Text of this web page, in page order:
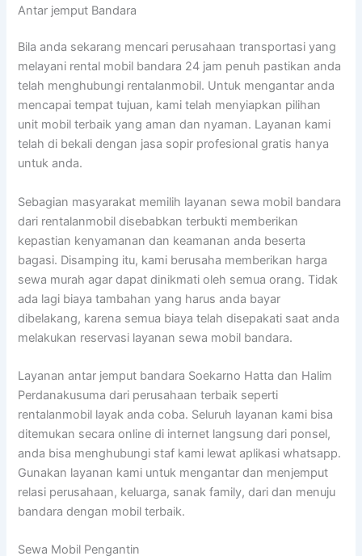
Antar jemput Bandara
Bila anda sekarang mencari perusahaan transportasi yang
melayani rental mobil bandara 24 jam penuh pastikan anda
telah menghubungi rentalanmobil. Untuk mengantar anda
mencapai tempat tujuan, kami telah menyiapkan pilihan
unit mobil terbaik yang aman dan nyaman. Layanan kami
telah di bekali dengan jasa sopir profesional gratis hanya
untuk anda.
Sebagian masyarakat memilih layanan sewa mobil bandara
dari rentalanmobil disebabkan terbukti memberikan
kepastian kenyamanan dan keamanan anda beserta
bagasi. Disamping itu, kami berusaha memberikan harga
sewa murah agar dapat dinikmati oleh semua orang. Tidak
ada lagi biaya tambahan yang harus anda bayar
dibelakang, karena semua biaya telah disepakati saat anda
melakukan reservasi layanan sewa mobil bandara.
Layanan antar jemput bandara Soekarno Hatta dan Halim
Perdanakusuma dari perusahaan terbaik seperti
rentalanmobil layak anda coba. Seluruh layanan kami bisa
ditemukan secara online di internet langsung dari ponsel,
anda bisa menghubungi staf kami lewat aplikasi whatsapp.
Gunakan layanan kami untuk mengantar dan menjemput
relasi perusahaan, keluarga, sanak family, dari dan menuju
bandara dengan mobil terbaik.
Sewa Mobil Pengantin